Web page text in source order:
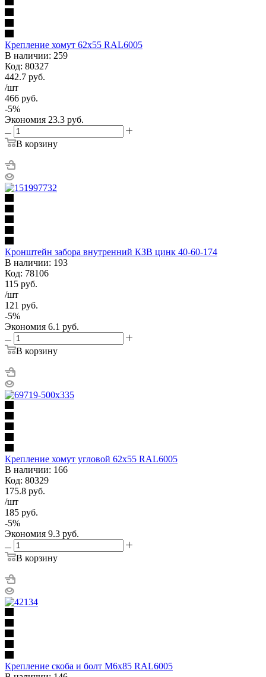
Крепление хомут 62х55 RAL6005
В наличии: 259
Код: 80327
442.7 руб.
/шт
466 руб.
-5%
Экономия 23.3 руб.
В корзину
Кронштейн забора внутренний КЗВ цинк 40-60-174
В наличии: 193
Код: 78106
115 руб.
/шт
121 руб.
-5%
Экономия 6.1 руб.
В корзину
Крепление хомут угловой 62х55 RAL6005
В наличии: 166
Код: 80329
175.8 руб.
/шт
185 руб.
-5%
Экономия 9.3 руб.
В корзину
Крепление скоба и болт М6х85 RAL6005